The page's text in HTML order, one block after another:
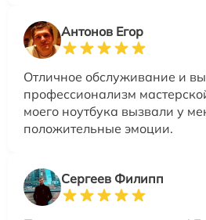
Антонов Егор
Отличное обслуживание и
профессионализм
моего ноутбука вызвали у
положительные эмоции.
Сергеев Филипп